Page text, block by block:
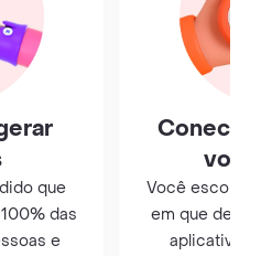
que
das
e
Você escolhe
em que
aplicativo.